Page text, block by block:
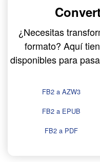
¿Necesitas
formato? Aquí
disponibles para
FB2 a AZW3
FB2 a EPUB
FB2 a PDF